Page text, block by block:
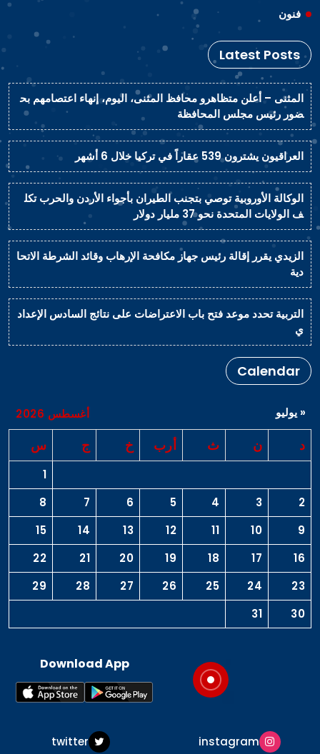
فنون
Latest Posts
المثنى – أعلن متظاهرو محافظ المثنى، اليوم، إنهاء اعتصامهم بح
ضور رئيس مجلس المحافظة
العراقيون يشترون 539 عقاراً في تركيا خلال 6 أشهر
الوكالة الأوروبية توصي بتجنب الطيران بأجواء الأردن والحرب تكل
ف الولايات المتحدة نحو 37 مليار دولار
الزيدي يقرر إقالة رئيس جهاز مكافحة الإرهاب وقائد الشرطة الاتحا
دية
التربية تحدد موعد فتح باب الاعتراضات على نتائج السادس الإعداد
ي
Calendar
أغسطس 2026
د ن ث أرب خ ج س
1
2
3
4
5
6
7
8
9
10
11
12
13
14
15
16
17
18
19
20
21
22
23
24
25
26
27
28
29
30
31
« يوليو
Download App
twitter instagram